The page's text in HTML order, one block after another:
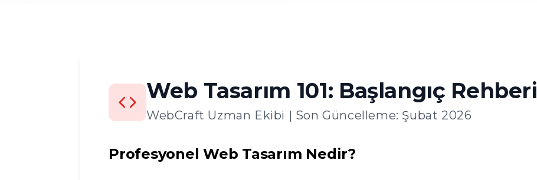
Web Tasarım 101: Başlangıç Rehberi
WebCraft Uzman Ekibi | Son Güncelleme: Şubat 2026
Profesyonel Web Tasarım Nedir?